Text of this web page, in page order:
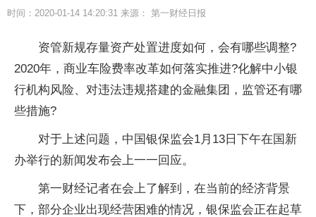
时间：2020-01-14 14:20:31 来源： 第一财经日报
资管新规存量资产处置进度如何，会有哪些调整?
2020年，商业车险费率改革如何落实推进?化解中小银
行机构风险、对违法违规搭建的金融集团，监管还有哪
些措施?
对于上述问题，中国银保监会1月13日下午在国新
办举行的新闻发布会上一一回应。
第一财经记者在会上了解到，在当前的经济背景
下，部分企业出现经营困难的情况，银保监会正在起草